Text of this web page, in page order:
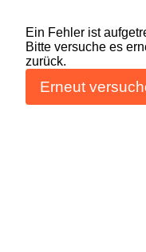
Ein Fehler ist
Bitte versuche es
zurück.
Erneut